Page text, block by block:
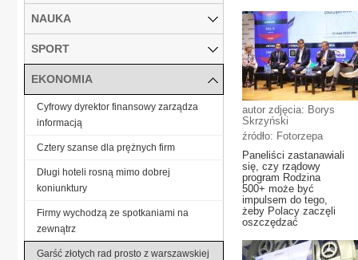
autor zdjęcia: Borys
Skrzyński
źródło: Fotorzepa
Paneliści zastanawiali
się, czy rządowy
program Rodzina
500+ może być
impulsem do tego,
żeby Polacy zaczęli
oszczędzać
NAUKA
SPORT
EKONOMIA
Cyfrowy dyrektor finansowy zarządza
informacją
Cztery szanse dla prężnych firm
Długi hoteli rosną mimo dobrej
koniunktury
Firmy wychodzą ze spotkaniami na
zewnątrz
Garść złotych rad prosto z warszawskiej